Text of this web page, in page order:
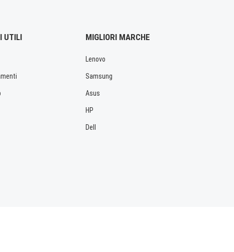
UTILI MIGLIORI MARCHE
Lenovo
Samsung
Asus
HP
Dell